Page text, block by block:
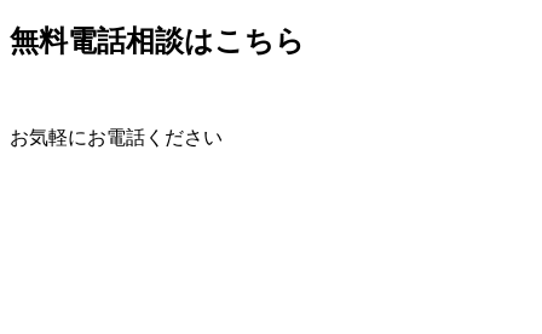
無料電話相談はこちら
お気軽にお電話ください